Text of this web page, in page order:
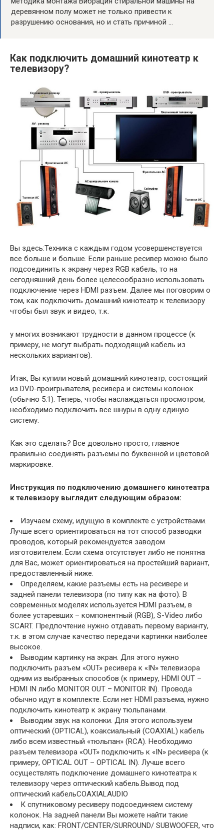
деревянном полу может не только привести к
разрушению основания, но и стать причиной …
Как подключить домашний кинотеатр к
телевизору?
Вы здесь:Техника с каждым годом усовершенствуется
все больше и больше. Если раньше ресивер можно было
подсоединить к экрану через RGB кабель, то на
сегодняшний день более целесообразно использовать
подключение через HDMI разъем. Далее мы поговорим о
том, как подключить домашний кинотеатр к телевизору
чтобы был звук и видео, т.к.
у многих возникают трудности в данном процессе (к
примеру, не могут выбрать подходящий кабель из
нескольких вариантов).
Итак, Вы купили новый домашний кинотеатр, состоящий
из DVD-проигрывателя, ресивера и системы колонок
(обычно 5.1). Теперь, чтобы наслаждаться просмотром,
необходимо подключить все шнуры в одну единую
систему.
Как это сделать? Все довольно просто, главное
правильно соединять разъемы по буквенной и цветовой
маркировке.
Инструкция по подключению домашнего кинотеатра
к телевизору выглядит следующим образом:
Изучаем схему, идущую в комплекте с устройствами.
Лучше всего ориентироваться на тот способ разводки
проводов, который рекомендуется заводом
изготовителем. Если схема отсутствует либо не понятна
для Вас, может ориентироваться на простейший вариант,
предоставленный ниже.
Определяем, какие разъемы есть на ресивере и
задней панели телевизора (по типу как на фото). В
современных моделях используется HDMI разъем, в
более устаревших – компонентный (RGB), S-Video либо
SCART. Предпочтение нужно отдавать первому варианту,
т.к. в этом случае качество передачи картинки наиболее
высокое.
Выводим картинку на экран. Для этого нужно
подключить разъем «OUT» ресивера к «IN» телевизора
одним из выбранных способов (к примеру, HDMI OUT –
HDMI IN либо MONITOR OUT – MONITOR IN). Провода
обычно идут в комплекте. Если нет HDMI разъема, нужно
подключить кинотеатр к экрану тюльпанами.
Выводим звук на колонки. Для этого используем
оптический (OPTICAL), коаксиальный (COAXIAL) кабель
либо всем известный «тюльпан» (RCA). Необходимо
разъем телевизора «OUT» подключить к «IN» ресивера (к
примеру, OPTICAL OUT – OPTICAL IN). Лучше всего
осуществлять подключение домашнего кинотеатра к
телевизору через оптический кабель.Вывод под
оптический кабельCOAXIALAUDIO
К спутниковому ресиверу подсоединяем систему
колонок. На задней панели Вы можете найти такие
надписи, как: FRONT/CENTER/SURROUND/ SUBWOOFER, что